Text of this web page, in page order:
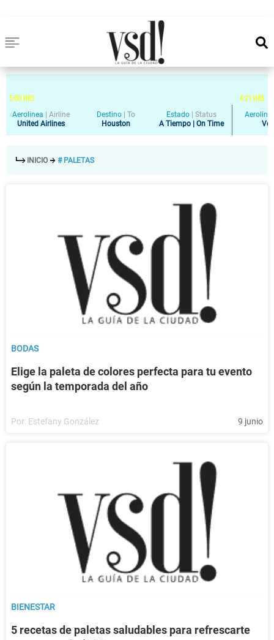
5:00HRS 4:21 HRS
Aerolinea
Airline
United Airlines
Destino
To
Houston
Estado
Status
A Tiempo | On Time
INICIO # PALETAS
BODAS
Elige la paleta de colores perfecta para tu evento
según la temporada del año
Por: Estefany González 9 junio
BIENESTAR
5 recetas de paletas saludables para refrescarte